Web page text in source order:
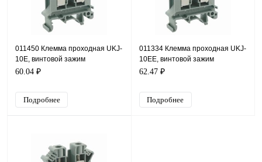
011450 Клемма проходная UKJ-
10E, винтовой зажим
60.04 ₽
Подробнее
011334 Клемма проходная UKJ-
10EE, винтовой зажим
62.47 ₽
Подробнее